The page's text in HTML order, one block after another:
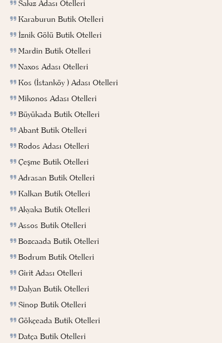
Sakız Adası Otelleri
Karaburun Butik Otelleri
İznik Gölü Butik Otelleri
Mardin Butik Otelleri
Naxos Adası Otelleri
Kos (İstanköy ) Adası Otelleri
Mikonos Adası Otelleri
Büyükada Butik Otelleri
Abant Butik Otelleri
Rodos Adası Otelleri
Çeşme Butik Otelleri
Adrasan Butik Otelleri
Kalkan Butik Otelleri
Akyaka Butik Otelleri
Assos Butik Otelleri
Bozcaada Butik Otelleri
Bodrum Butik Otelleri
Girit Adası Otelleri
Dalyan Butik Otelleri
Sinop Butik Otelleri
Gökçeada Butik Otelleri
Datça Butik Otelleri